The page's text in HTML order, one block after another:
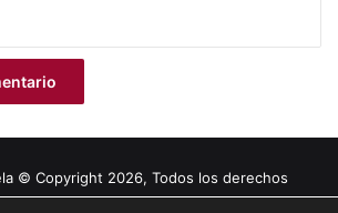
© Copyright 2026, Todos los derechos